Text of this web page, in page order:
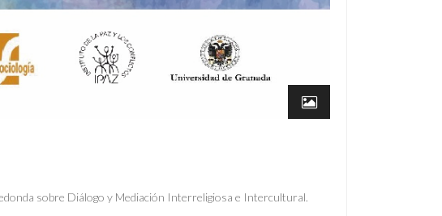
sobre Diálogo y Mediación Interreligiosa e Intercultural.